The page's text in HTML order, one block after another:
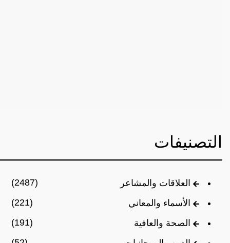
التصنيفات
العلاقات والمشاعر
(2487)
الأسماء والمعاني
(221)
الصحة والعافية
(191)